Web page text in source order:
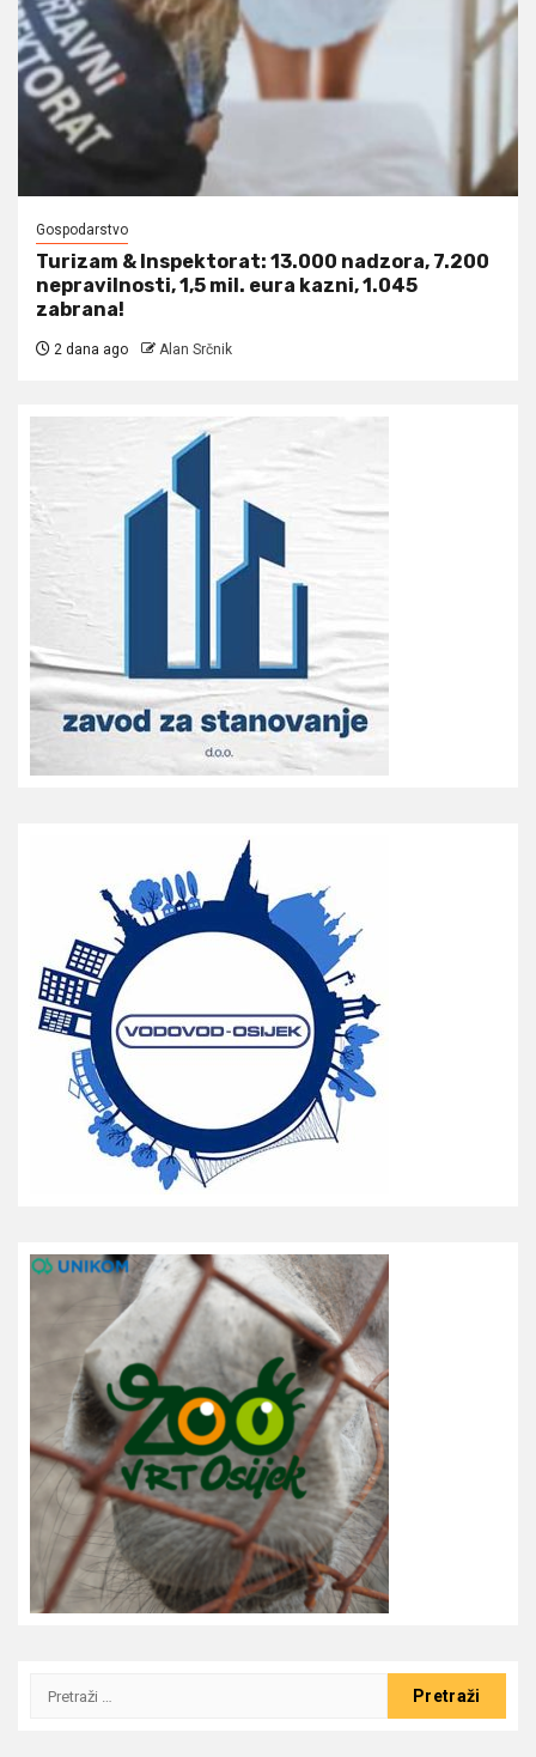
Gospodarstvo
Turizam & Inspektorat: 13.000 nadzora, 7.200
nepravilnosti, 1,5 mil. eura kazni, 1.045
zabrana!
2 dana ago Alan Srčnik
Pretraži: